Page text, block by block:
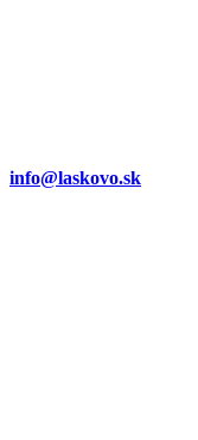
info@laskovo.sk